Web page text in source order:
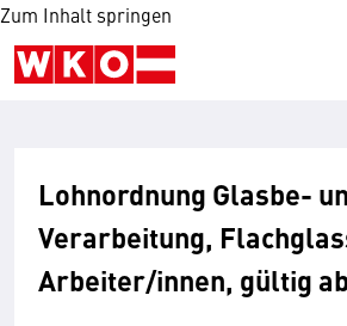
Zum Inhalt springen
Lohnordnung Glasbe-
Verarbeitung,
Arbeiter/innen, gültig